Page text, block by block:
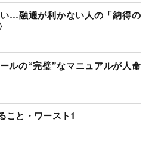
…融通が利かない人の「納得の
ルの“完璧”なマニュアルが人命
こと・ワースト1